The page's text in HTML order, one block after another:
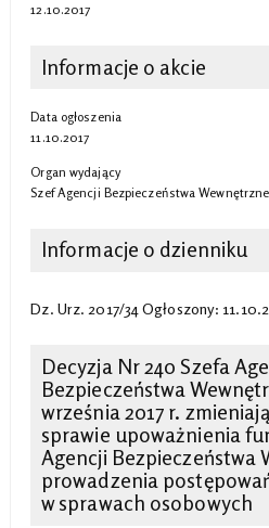
12.10.2017
Informacje o akcie
Data ogłoszenia
11.10.2017
Organ wydający
Szef Agencji Bezpieczeństwa
Informacje o dzienniku
Dz. Urz. 2017/34 Ogłoszony:
Decyzja Nr 240 Szefa
Bezpieczeństwa
września 2017 r.
sprawie upoważnienia
Agencji Bezpieczeństwa
prowadzenia
w sprawach osobowych